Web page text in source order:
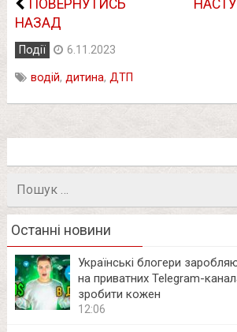
ПОВЕРНУТИСЬ
НАЗАД
Події 6.11.2023
водій, дитина, ДТП
Пошук
Останні новини
Українські блогери
на приватних Telegram-
зробити кожен
12:06